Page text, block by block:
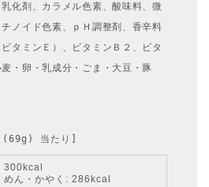
化剤、カラメル色素、酸味料、微
ノイド色素、ｐＨ調整剤、香辛料
タミンＥ）、ビタミンＢ２、ビタ
・卵・乳成分・ごま・大豆・豚
(69g) 当たり]
300kcal
めん・かやく: 286kcal